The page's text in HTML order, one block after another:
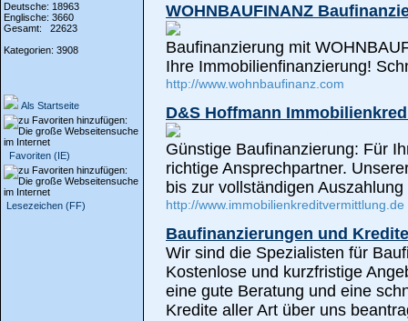
Deutsche: 18963
Englische: 3660
Gesamt: 22623
Kategorien: 3908
Als Startseite
Favoriten (IE)
Lesezeichen (FF)
WOHNBAUFINANZ
Baufinanzierung mit
Ihre Immobilienfinanzierung!
http://www.wohnbaufinanz.com
D&S Hoffmann
Günstige Baufinanzierung: Für
richtige Ansprechpartner.
bis zur vollständigen
http://www.immobilienkreditvermittlung.de
Baufinanzierungen und Kredite
Wir sind die Spezialisten für
Kostenlose und kurzfristige
eine gute Beratung und eine
Kredite aller Art über uns